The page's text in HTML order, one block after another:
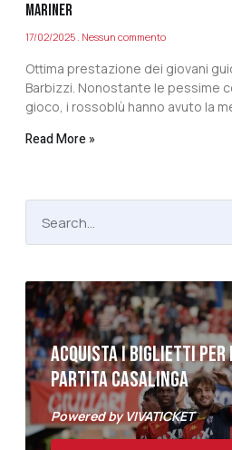
MARINER
17/02/2025 Nessun commento
Ottima prestazione dei giovani
Barbizzi. Nonostante le pessime
gioco, i rossoblù hanno avuto la
Read More »
ACQUISTA I BIGLIETTI
PARTITA CASALINGA
Powered by VIVATICKET